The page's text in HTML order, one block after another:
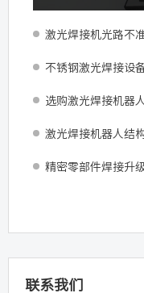
激光焊接机光路不
不锈钢激光焊接设备
选购激光焊接机器人必看
激光焊接机器人结
精密零部件焊接升
联系我们